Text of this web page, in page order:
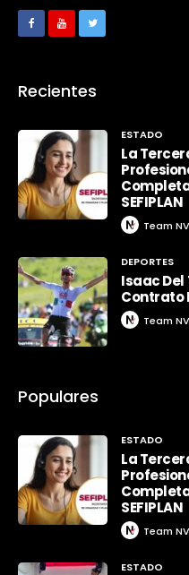
Recientes
ESTADO
La
SEFIPLAN
Team
DEPORTES
Isaac Del
Contrato
Team
Populares
ESTADO
La
SEFIPLAN
Team
ESTADO